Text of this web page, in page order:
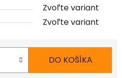
Zvoľte variant
Zvoľte variant
DO KOŠÍKA